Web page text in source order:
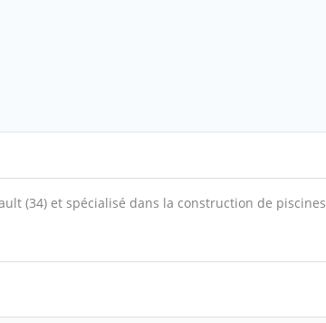
(34) et spécialisé dans la construction de piscines